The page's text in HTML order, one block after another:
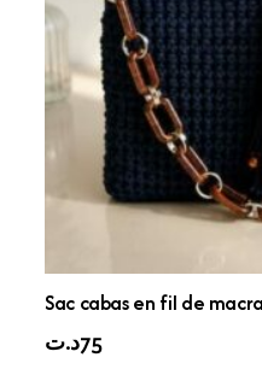
Sac cabas en fil de
75د.ت